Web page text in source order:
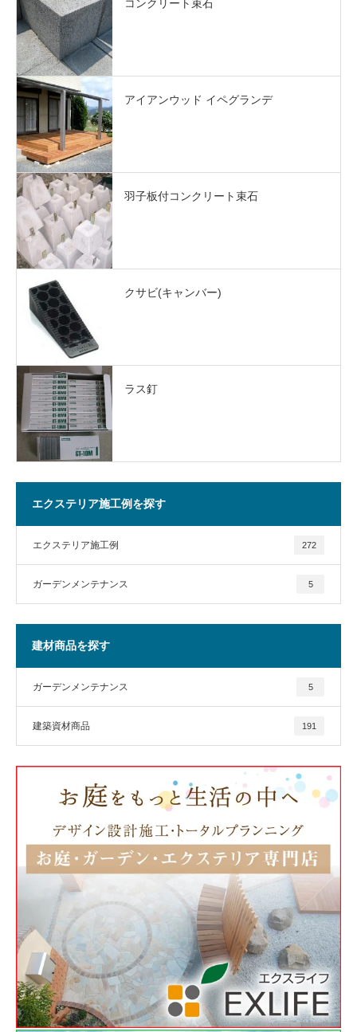
コンクリート束石
アイアンウッド イペグランデ
羽子板付コンクリート束石
クサビ(キャンバー)
ラス釘
エクステリア施工例を探す
エクステリア施工例 272
ガーデンメンテナンス 5
建材商品を探す
ガーデンメンテナンス 5
建築資材商品 191